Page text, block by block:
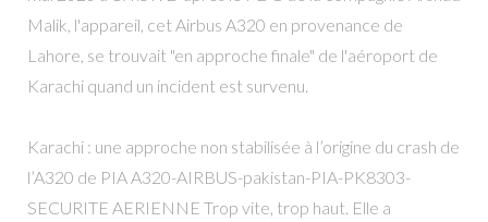
Malik, l'appareil, cet Airbus A320 en provenance de
Lahore, se trouvait "en approche finale" de l'aéroport de
Karachi quand un incident est survenu.
Karachi : une approche non stabilisée à l’origine du crash de
l’A320 de PIA A320-AIRBUS-pakistan-PIA-PK8303-
SECURITE AERIENNE Trop vite, trop haut. Elle a